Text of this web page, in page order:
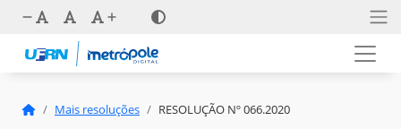
Mais resoluções RESOLUÇÃO Nº 066.2020